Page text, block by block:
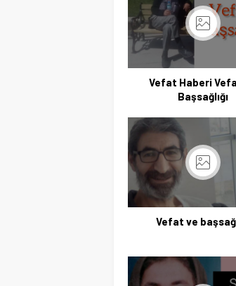
Vefat Haberi
Başsağlığı
Vefat ve